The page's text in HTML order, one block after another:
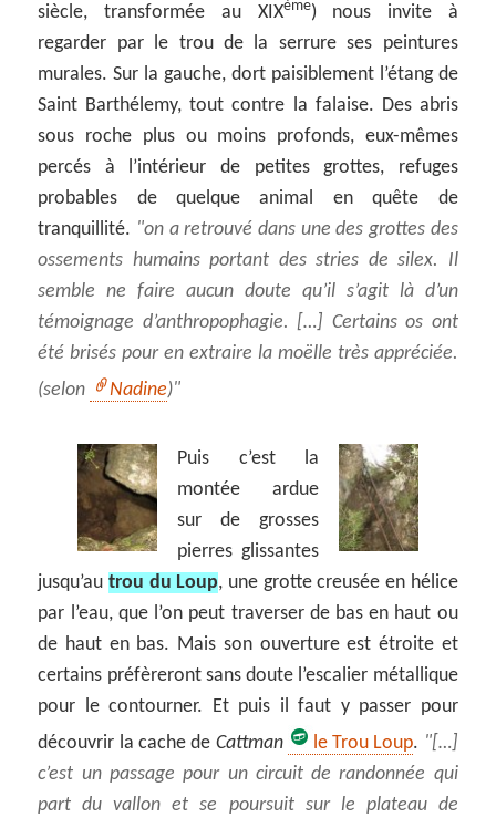
siècle, transformée au XIXème) nous invite à
regarder par le trou de la serrure ses peintures
murales. Sur la gauche, dort paisiblement l’étang de
Saint Barthélemy, tout contre la falaise. Des abris
sous roche plus ou moins profonds, eux-mêmes
percés à l’intérieur de petites grottes, refuges
probables de quelque animal en quête de
tranquillité.
on a retrouvé dans une des grottes des
ossements humains portant des stries de silex. Il
semble ne faire aucun doute qu’il s’agit là d’un
témoignage d’anthropophagie. […] Certains os ont
été brisés pour en extraire la moëlle très appréciée.
(selon
Nadine)
Puis c’est la
montée ardue
sur de grosses
pierres glissantes
jusqu’autrou du Loup, une grotte creusée en hélice
par l’eau, que l’on peut traverser de bas en haut ou
de haut en bas. Mais son ouverture est étroite et
certains préfèreront sans doute l’escalier métallique
pour le contourner. Et puis il faut y passer pour
découvrir la cache de Cattman le Trou Loup.
[…]
c’est un passage pour un circuit de randonnée qui
part du vallon et se poursuit sur le plateau de